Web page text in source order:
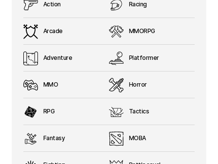
Action
Arcade
Adventure
MMO
RPG
Fantasy
Racing
MMORPG
Platformer
Horror
Tactics
MOBA